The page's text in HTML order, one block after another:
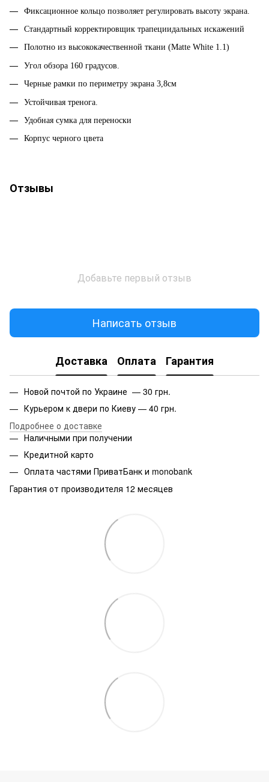
Фиксационное кольцо позволяет регулировать высоту экрана.
Стандартный корректировщик трапециидальных искажений
Полотно из высококачественной ткани (Matte White 1.1)
Угол обзора 160 градусов.
Черные рамки по периметру экрана 3,8см
Устойчивая тренога.
Удобная сумка для переноски
Корпус черного цвета
Отзывы
Добавьте первый отзыв
Написать отзыв
Доставка Оплата Гарантия
Новой почтой по Украине — 30 грн.
Курьером к двери по Киеву — 40 грн.
Подробнее о доставке
Наличными при получении
Кредитной карто
Оплата частями ПриватБанк и monobank
Гарантия от производителя 12 месяцев